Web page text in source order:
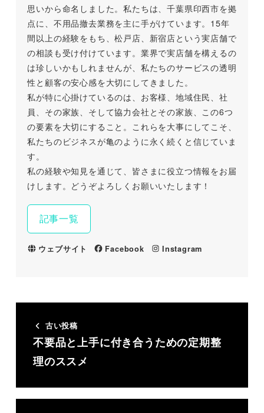
思いから命名しました。私たちは、千葉県印西市を拠
点に、不用品撤去業務を主に手がけています。15年
間以上の経験をもち、松戸店、新宿店という実店舗で
の相談も受け付けています。業界で実店舗を構えるの
は珍しいかもしれませんが、私たちのサービスの透明
性と顧客の安心感を大切にしてきました。
私が特に心掛けているのは、お客様、地域住民、社
員、その家族、そして協力会社とその家族、この6つ
の要素を大切にすること。これらを大事にしてこそ、
私たちのビジネスが亀のように永く続くと信じていま
す。
私の経験や知見を通じて、皆さまに役立つ情報をお届
けします。どうぞよろしくお願いいたします！
記事一覧
ウェブサイト Facebook Instagram
古い投稿
不要品と上手に付き合うための定期整
理のススメ